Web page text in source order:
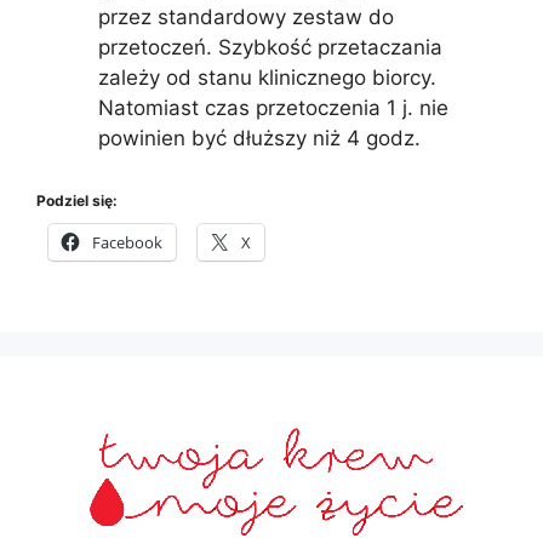
przez standardowy zestaw do
przetoczeń. Szybkość przetaczania
zależy od stanu klinicznego biorcy.
Natomiast czas przetoczenia 1 j. nie
powinien być dłuższy niż 4 godz.
Podziel się:
Facebook X